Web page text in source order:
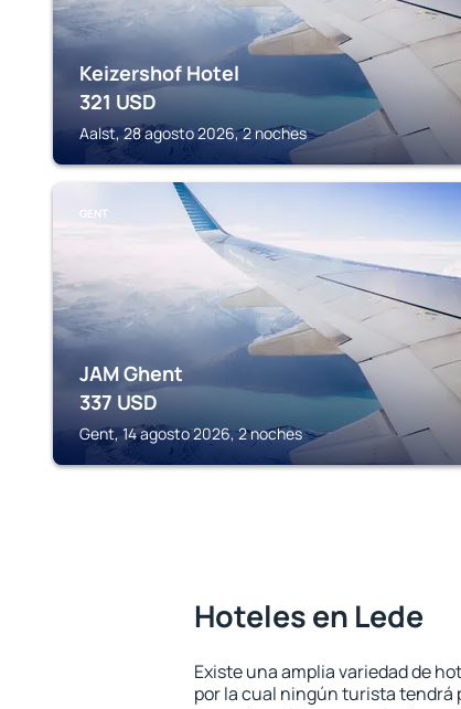
Keizershof Hotel
321 USD
Aalst, 28 agosto 2026, 2 noches
GENT
JAM Ghent
337 USD
Gent, 14 agosto 2026, 2 noches
Hoteles en Lede
Existe una amplia variedad de
por la cual ningún turista tendrá